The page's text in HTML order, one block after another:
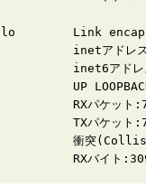
lo Link encap:ロ
inetアドレス
inet6アドレス:
UP LOOPBACK
RXパケット:73 エ
TXパケット:73 エ
衝突
RXバイト:30953